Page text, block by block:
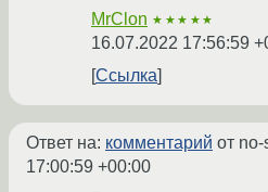
MrClon ★★★★★
16.07.2022 17:56:59
Ссылка
Ответ на: комментарий от
17:00:59 +00:00